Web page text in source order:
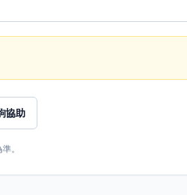
協助
。